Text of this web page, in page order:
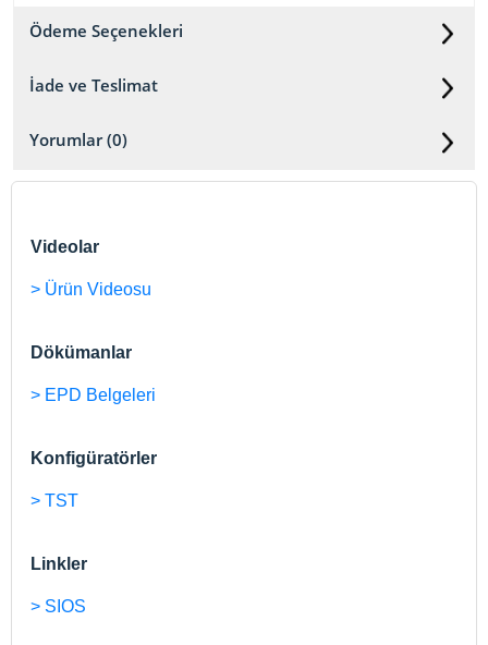
Ödeme Seçenekleri
İade ve Teslimat
Yorumlar (0)
Videolar
> Ürün Videosu
Dökümanlar
> EPD Belgeleri
Konfigüratörler
> TST
Linkler
> SIOS